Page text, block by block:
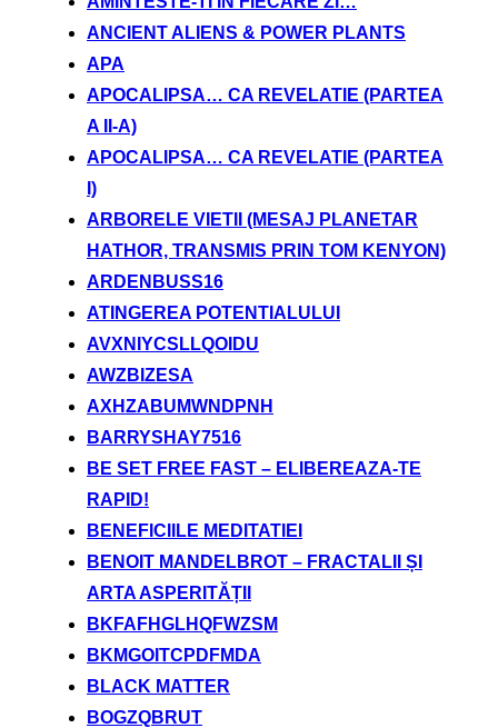
ANCIENT ALIENS & POWER PLANTS
APA
APOCALIPSA… CA REVELATIE (PARTEA
A II-A)
APOCALIPSA… CA REVELATIE (PARTEA
I)
ARBORELE VIETII (MESAJ PLANETAR
HATHOR, TRANSMIS PRIN TOM KENYON)
ARDENBUSS16
ATINGEREA POTENTIALULUI
AVXNIYCSLLQOIDU
AWZBIZESA
AXHZABUMWNDPNH
BARRYSHAY7516
BE SET FREE FAST – ELIBEREAZA-TE
RAPID!
BENEFICIILE MEDITATIEI
BENOIT MANDELBROT – FRACTALII ȘI
ARTA ASPERITĂȚII
BKFAFHGLHQFWZSM
BKMGOITCPDFMDA
BLACK MATTER
BOGZQBRUT